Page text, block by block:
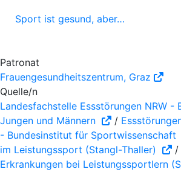
Sport ist gesund, aber…
Patronat
Frauengesundheitszentrum, Graz
Quelle/n
Landesfachstelle Essstörungen NRW -
Jungen und Männern
/
- Bundesinstitut für Sportwissenschaft
im Leistungssport (Stangl-Thaller)
/
Erkrankungen bei Leistungssportlern